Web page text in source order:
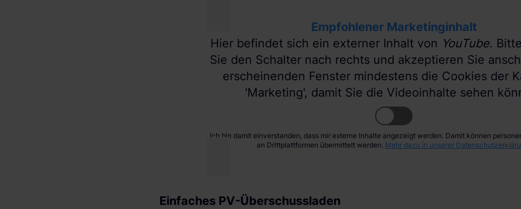
Empfohlener Marketinginhalt
Hier befindet sich ein externer Inhalt von YouTube.
Sie den Schalter nach rechts und akzeptieren Sie
erscheinenden Fenster mindestens die Cookies der
'Marketing', damit Sie die Videoinhalte sehen
Ich bin damit einverstanden, dass mir externe Inhalte angezeigt werden. Damit können
an Drittplattformen übermittelt werden. Mehr dazu in unserer
Einfaches PV-Überschussladen